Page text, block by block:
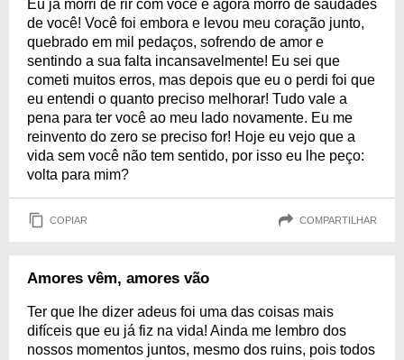
Eu já morri de rir com você e agora morro de saudades
de você! Você foi embora e levou meu coração junto,
quebrado em mil pedaços, sofrendo de amor e
sentindo a sua falta incansavelmente! Eu sei que
cometi muitos erros, mas depois que eu o perdi foi que
eu entendi o quanto preciso melhorar! Tudo vale a
pena para ter você ao meu lado novamente. Eu me
reinvento do zero se preciso for! Hoje eu vejo que a
vida sem você não tem sentido, por isso eu lhe peço:
volta para mim?
COPIAR COMPARTILHAR
Amores vêm, amores vão
Ter que lhe dizer adeus foi uma das coisas mais
difíceis que eu já fiz na vida! Ainda me lembro dos
nossos momentos juntos, mesmo dos ruins, pois todos